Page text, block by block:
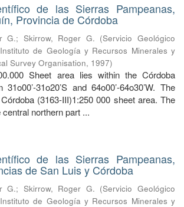
de las Sierras Pampeanas,
Provincia de Córdoba
G.; Skirrow, Roger G. (Servicio Geológico
de Geología y Recursos Minerales y
Survey Organisation, 1997)
Sheet area lies within the Córdoba
31o20’S and 64o00’-64o30’W. The
(3163-III)1:250 000 sheet area. The
northern part ...
de las Sierras Pampeanas,
de San Luis y Córdoba
G.; Skirrow, Roger G. (Servicio Geológico
de Geología y Recursos Minerales y